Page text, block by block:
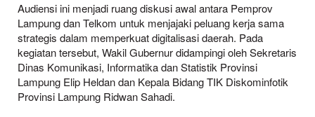
Audiensi ini menjadi ruang diskusi awal antara Pemprov
Lampung dan Telkom untuk menjajaki peluang kerja sama
strategis dalam memperkuat digitalisasi daerah. Pada
kegiatan tersebut, Wakil Gubernur didampingi oleh Sekretaris
Dinas Komunikasi, Informatika dan Statistik Provinsi
Lampung Elip Heldan dan Kepala Bidang TIK Diskominfotik
Provinsi Lampung Ridwan Sahadi.